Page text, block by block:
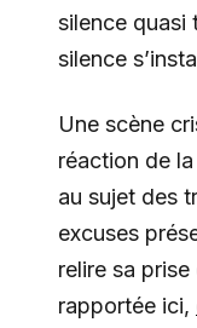
silence quasi
silence
Une scène
réaction de
au sujet des
excuses
relire sa
rapportée ici,